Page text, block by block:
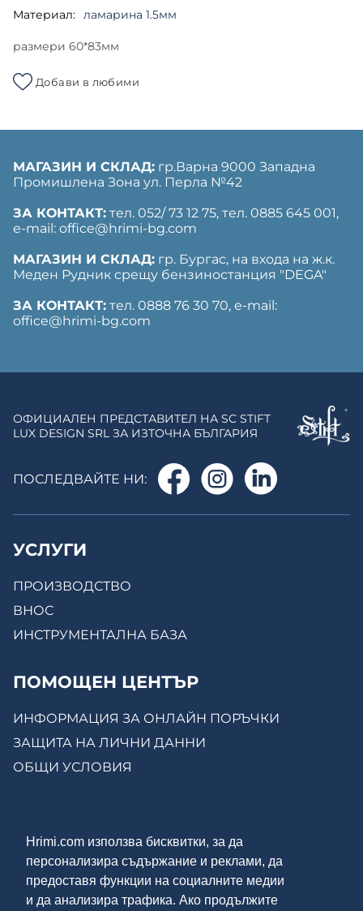
Hrimi.com използва бисквитки, за да
персонализира съдържание и реклами, да
предоставя функции на социалните медии
и да анализира трафика. Ако продължите
Материал: ламарина 1.5мм
размери 60*83мм
Добави в любими
МАГАЗИН И СКЛАД: гр.Варна 9000 Западна
Промишлена Зона ул. Перла №42
ЗА КОНТАКТ: тел. 052/ 73 12 75, тел. ‎0885 645 001,
е-mail: office@hrimi-bg.com
МАГАЗИН И СКЛАД: гр. Бургас, на входа на ж.к.
Меден Рудник срещу бензиностанция "DEGA"
ЗА КОНТАКТ: тел. 0888 76 30 70, е-mail:
office@hrimi-bg.com
ОФИЦИАЛЕН ПРЕДСТАВИТЕЛ НА SC STIFT
LUX DESIGN SRL ЗА ИЗТОЧНА БЪЛГАРИЯ
ПОСЛЕДВАЙТЕ НИ:
УСЛУГИ
ПРОИЗВОДСТВО
ВНОС
ИНСТРУМЕНТАЛНА БАЗА
ПОМОЩЕН ЦЕНТЪР
ИНФОРМАЦИЯ ЗА ОНЛАЙН ПОРЪЧКИ
ЗАЩИТА НА ЛИЧНИ ДАННИ
ОБЩИ УСЛОВИЯ
ЗА НАС
МОСТРЕНА ЗАЛА
ОНЛАЙН МАГАЗИН